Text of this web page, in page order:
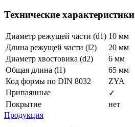
Технические характеристики
Диаметр режущей части (d1) 10 мм
Длина режущей части (l2)
20 мм
Диаметр хвостовика (d2)
6 мм
Общая длина (l1)
65 мм
Код формы по DIN 8032
ZYA
Припаянные
✓
Покрытие
нет
Продукция